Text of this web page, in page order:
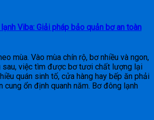
Viba: Giải pháp bảo quản bơ an toàn
mùa. Vào mùa chín rộ, bơ nhiều và ngon,
sau, việc tìm được bơ tươi chất lượng lại
quán sinh tố, cửa hàng hay bếp ăn phải
cung ổn định quanh năm. Bơ đông lạnh